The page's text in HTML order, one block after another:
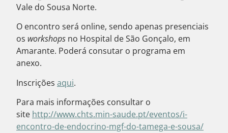
Vale do Sousa Norte.
O encontro será online, sendo apenas presenciais
os workshops no Hospital de São Gonçalo, em
Amarante. Poderá consutar o programa em
anexo.
Inscrições aqui.
Para mais informações consultar o
site http://www.chts.min-saude.pt/eventos/i-
encontro-de-endocrino-mgf-do-tamega-e-sousa/